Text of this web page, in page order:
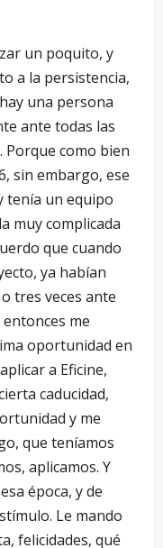
un poquito, y
a la persistencia,
una persona
ante todas las
Porque como bien
sin embargo, ese
tenía un equipo
muy complicada
que cuando
ya habían
tres veces ante
me
oportunidad en
a Eficine,
caducidad,
y me
que teníamos
aplicamos. Y
época, y de
Le mando
felicidades, qué